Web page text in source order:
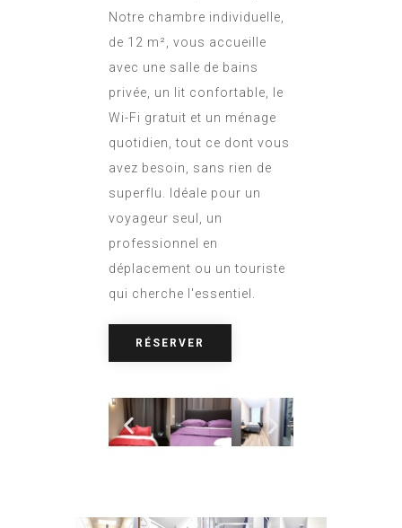
Notre chambre individuelle,
de 12 m², vous accueille
avec une salle de bains
privée, un lit confortable, le
Wi-Fi gratuit et un ménage
quotidien, tout ce dont vous
avez besoin, sans rien de
superflu. Idéale pour un
voyageur seul, un
professionnel en
déplacement ou un touriste
qui cherche l'essentiel.
RÉSERVER